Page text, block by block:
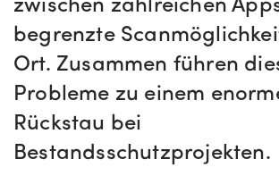
begrenzte
Ort. Zusammen führen
Probleme zu einem
Rückstau bei
Bestandsschutzprojekten.